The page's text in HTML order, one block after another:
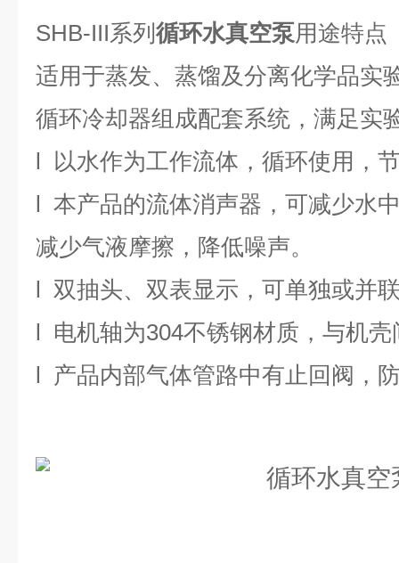
SHB-III系列 循环水真空泵用途特点
适用于蒸发、蒸馏及分离化学品实
循环冷却器组成配套系统，满足实
l 以水作为工作流体， 循环使用，
l 本产品的流体消声器，可减少水
减少气液摩擦，降低噪声。
l 双抽头、双表显示，可单独或并
l 电机轴为304不锈钢材质，与机
l 产品内部气体管路中有止回阀，